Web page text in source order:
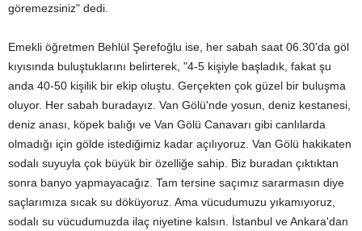
göremezsiniz" dedi.
Emekli öğretmen Behlül Şerefoğlu ise, her sabah saat 06.30'da göl
kıyısında buluştuklarını belirterek, "4-5 kişiyle başladık, fakat şu
anda 40-50 kişilik bir ekip oluştu. Gerçekten çok güzel bir buluşma
oluyor. Her sabah buradayız. Van Gölü'nde yosun, deniz kestanesi,
deniz anası, köpek balığı ve Van Gölü Canavarı gibi canlılarda
olmadığı için gölde istediğimiz kadar açılıyoruz. Van Gölü hakikaten
sodalı suyuyla çok büyük bir özelliğe sahip. Biz buradan çıktıktan
sonra banyo yapmayacağız. Tam tersine saçımız sararmasın diye
saçlarımıza sıcak su döküyoruz. Ama vücudumuzu yıkamıyoruz,
sodalı su vücudumuzda ilaç niyetine kalsın. İstanbul ve Ankara'dan